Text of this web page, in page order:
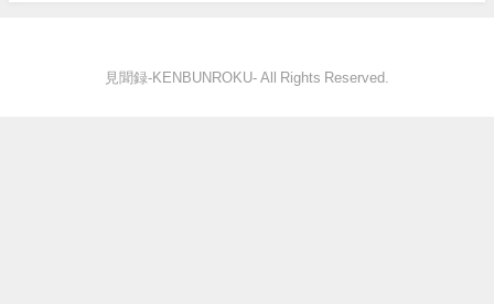
見聞録‐KENBUNROKU- All Rights Reserved.